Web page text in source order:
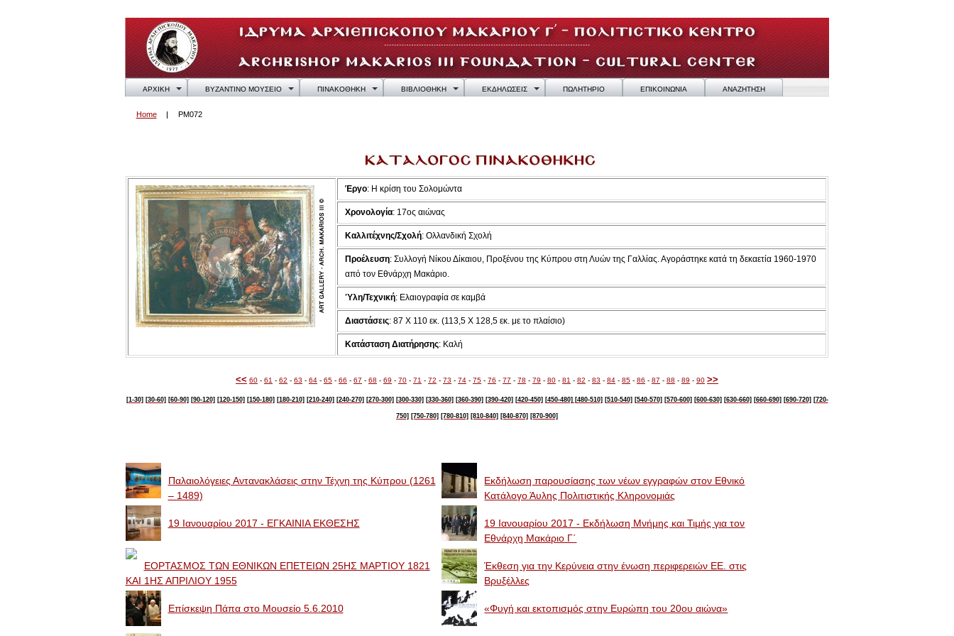
ΑΡΧΙΚΗ ΒΥΖΑΝΤΙΝΟ ΜΟΥΣΕΙΟ ΠΙΝΑΚΟΘΗΚΗ ΒΙΒΛΙΟΘΗΚΗ ΕΚΔΗΛΩΣΕΙΣ ΠΩΛΗΤΗΡΙΟ ΕΠΙΚΟΙΝΩΝΙΑ ΑΝΑΖΗΤΗΣΗ
Home PM072
Έργο: Η κρίση του Σολομώντα
Χρονολογία: 17ος αιώνας
Καλλιτέχνης/Σχολή: Ολλανδική Σχολή
Προέλευση: Συλλογή Νίκου Δίκαιου, Προξένου της Κύπρου στη Λυών της Γαλλίας. Αγοράστηκε κατά τη δεκαετία 1960-1970
από τον Εθνάρχη Μακάριο.
Ύλη/Τεχνική: Ελαιογραφία σε καμβά
Διαστάσεις: 87 Χ 110 εκ. (113,5 Χ 128,5 εκ. με το πλαίσιο)
Κατάσταση Διατήρησης: Καλή
<< 60 - 61 - 62 - 63 - 64 - 65 - 66 - 67 - 68 - 69 - 70 - 71 - 72 - 73 - 74 - 75 - 76 - 77 - 78 - 79 - 80 - 81 - 82 - 83 - 84 - 85 - 86 - 87 - 88 - 89 - 90 >>
[1-30] [30-60] [60-90] [90-120] [120-150] [150-180] [180-210] [210-240] [240-270] [270-300] [300-330] [330-360] [360-390] [390-420] [420-450] [450-480] [480-510] [510-540] [540-570] [570-600] [600-630] [630-660] [660-690] [690-720] [720-
750] [750-780] [780-810] [810-840] [840-870] [870-900]
Παλαιολόγειες Αντανακλάσεις στην Τέχνη της Κύπρου (1261
– 1489)
Eκδήλωση παρουσίασης των νέων εγγραφών στον Εθνικό
Κατάλογο Άυλης Πολιτιστικής Κληρονομιάς
19 Ιανουαρίου 2017 - ΕΓΚΑΙΝΙΑ ΕΚΘΕΣΗΣ
19 Ιανουαρίου 2017 - Εκδήλωση Μνήμης και Τιμής για τον
Εθνάρχη Μακάριο Γ΄
ΕΟΡΤΑΣΜΟΣ ΤΩΝ ΕΘΝΙΚΩΝ ΕΠΕΤΕΙΩΝ 25ΗΣ ΜΑΡΤΙΟΥ 1821
ΚΑΙ 1ΗΣ ΑΠΡΙΛΙΟΥ 1955
Έκθεση για την Κερύνεια στην ένωση περιφερειών ΕΕ. στις
Βρυξέλλες
Επίσκεψη Πάπα στο Μουσείο 5.6.2010 «Φυγή και εκτοπισμός στην Ευρώπη του 20ου αιώνα»